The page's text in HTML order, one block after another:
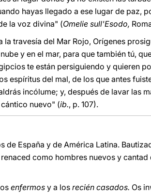
hayas llegado a ese lugar de paz,
la voz divina" (Omelie sull'Esodo,
la travesía del Mar Rojo, Orígenes
y en el mar, para que también tú,
te están persiguiendo y quieren
espíritus del mal, de los que antes
incólume; y, después de lavar las
nuevo" (ib., p. 107).
de España y de América Latina.
como hombres nuevos y cantad
enfermos y a los recién casados. Os